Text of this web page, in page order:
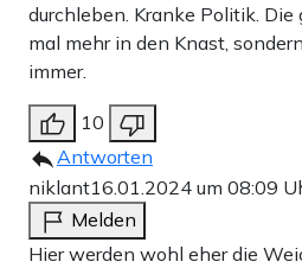
durchleben. Kranke Politik.
mal mehr in den Knast,
immer.
10
Antworten
niklant16.01.2024 um 08:09
Melden
Hier werden wohl eher die